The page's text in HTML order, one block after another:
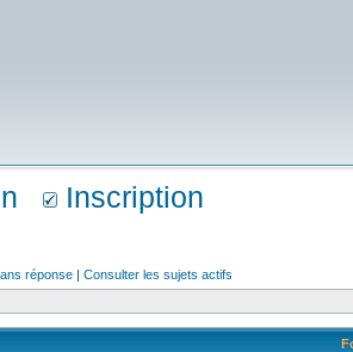
Inscription
réponse | Consulter les sujets actifs